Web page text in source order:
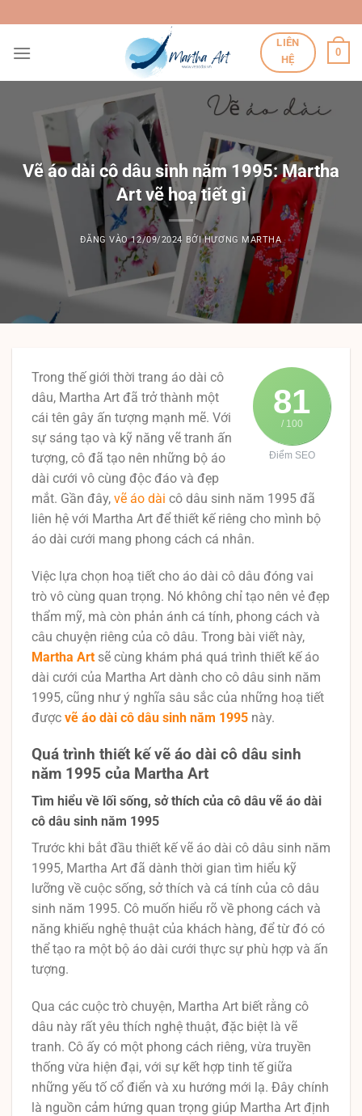
qua
nội
LIÊN
HỆ
0
Vẽ áo dài cô dâu sinh năm 1995: Martha
Art vẽ hoạ tiết gì
ĐĂNG VÀO12/09/2024 BỞIHƯƠNG MARTHA
81
/ 100
Điểm SEO
Trong thế giới thời trang áo dài cô
dâu, Martha Art đã trở thành một
cái tên gây ấn tượng mạnh mẽ. Với
sự sáng tạo và kỹ năng vẽ tranh ấn
tượng, cô đã tạo nên những bộ áo
dài cưới vô cùng độc đáo và đẹp
mắt. Gần đây, vẽ áo dài cô dâu sinh năm 1995 đã
liên hệ với Martha Art để thiết kế riêng cho mình bộ
áo dài cưới mang phong cách cá nhân.
Việc lựa chọn hoạ tiết cho áo dài cô dâu đóng vai
trò vô cùng quan trọng. Nó không chỉ tạo nên vẻ đẹp
thẩm mỹ, mà còn phản ánh cá tính, phong cách và
câu chuyện riêng của cô dâu. Trong bài viết này,
Martha Art sẽ cùng khám phá quá trình thiết kế áo
dài cưới của Martha Art dành cho cô dâu sinh năm
1995, cũng như ý nghĩa sâu sắc của những hoạ tiết
được vẽ áo dài cô dâu sinh năm 1995 này.
Quá trình thiết kế vẽ áo dài cô dâu sinh
năm 1995 của Martha Art
Tìm hiểu về lối sống, sở thích của cô dâu vẽ áo dài
cô dâu sinh năm 1995
Trước khi bắt đầu thiết kế vẽ áo dài cô dâu sinh năm
1995, Martha Art đã dành thời gian tìm hiểu kỹ
lưỡng về cuộc sống, sở thích và cá tính của cô dâu
sinh năm 1995. Cô muốn hiểu rõ về phong cách và
năng khiếu nghệ thuật của khách hàng, để từ đó có
thể tạo ra một bộ áo dài cưới thực sự phù hợp và ấn
tượng.
Qua các cuộc trò chuyện, Martha Art biết rằng cô
dâu này rất yêu thích nghệ thuật, đặc biệt là vẽ
tranh. Cô ấy có một phong cách riêng, vừa truyền
thống vừa hiện đại, với sự kết hợp tinh tế giữa
những yếu tố cổ điển và xu hướng mới lạ. Đây chính
là nguồn cảm hứng quan trọng giúp Martha Art định